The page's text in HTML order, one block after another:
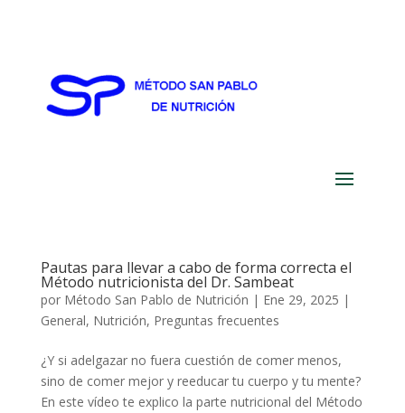
Pautas para llevar a cabo de forma correcta el
Método nutricionista del Dr. Sambeat
por Método San Pablo de Nutrición | Ene 29, 2025 |
General, Nutrición, Preguntas frecuentes
¿Y si adelgazar no fuera cuestión de comer menos,
sino de comer mejor y reeducar tu cuerpo y tu mente?
En este vídeo te explico la parte nutricional del Método